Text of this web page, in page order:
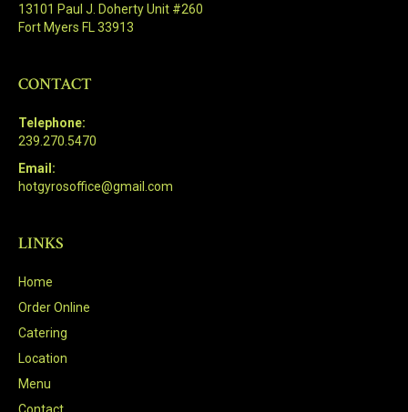
13101 Paul J. Doherty Unit #260
Fort Myers FL 33913
CONTACT
Telephone:
239.270.5470
Email:
hotgyrosoffice@gmail.com
LINKS
Home
Order Online
Catering
Location
Menu